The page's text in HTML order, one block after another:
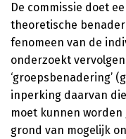
De commissie doet
theoretische
fenomeen van de
onderzoekt
‘groepsbenadering’
inperking daarvan
moet kunnen
grond van mogelijk